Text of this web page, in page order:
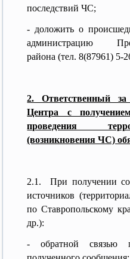
последствий ЧС;
- доложить о
администрацию
района (тел. 8(87961) 5-
2. Ответственный за
Центра с
проведения
(возникновения ЧС)
2.1.
При получении
источников
по Ставропольскому
др.):
- обратной связью